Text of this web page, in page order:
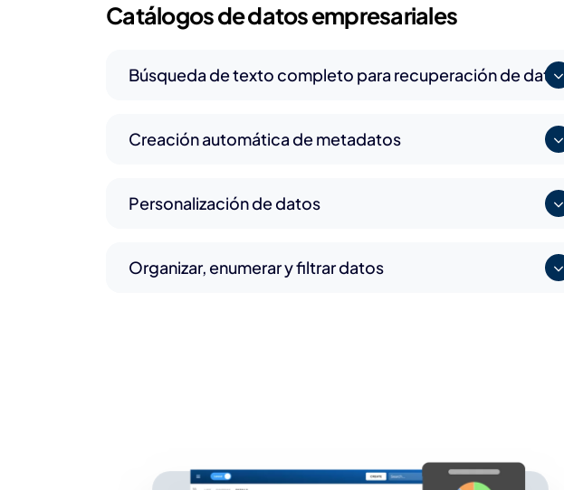
Catálogos de datos empresariales
Búsqueda de texto completo para recuperación de datos
Creación automática de metadatos
Personalización de datos
Organizar, enumerar y filtrar datos